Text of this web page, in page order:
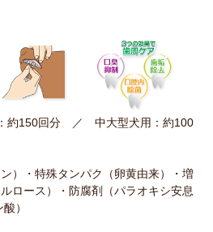
約150回分 ／ 中大型犬用：約100
）・特殊タンパク（卵黄由来）・増
ロース）・防腐剤（パラオキシ安息
）